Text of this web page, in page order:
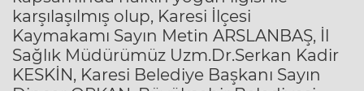
karşılaşılmış olup, Karesi İlçesi
Kaymakamı Sayın Metin ARSLANBAŞ, İl
Sağlık Müdürümüz Uzm.Dr.Serkan Kadir
KESKİN, Karesi Belediye Başkanı Sayın